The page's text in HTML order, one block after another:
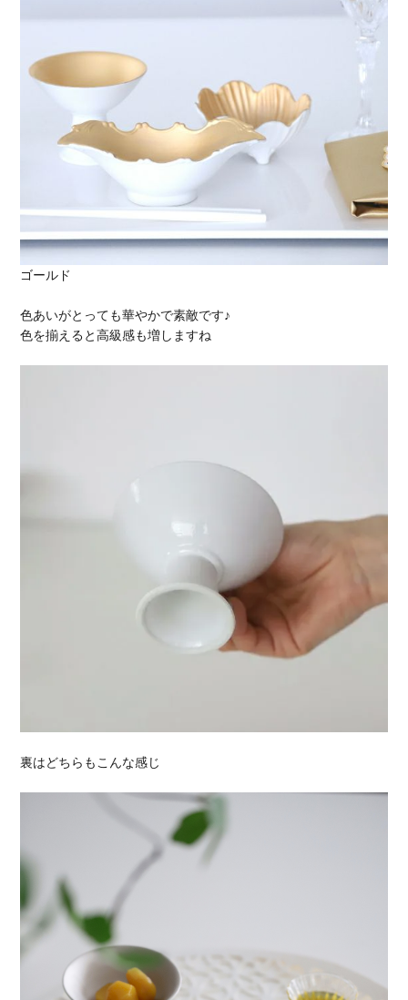
ゴールド
色あいがとっても華やかで素敵です♪
色を揃えると高級感も増しますね
裏はどちらもこんな感じ